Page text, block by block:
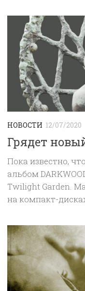
НОВОСТИ 12/07/2020
Грядет
Пока известно,
альбом
Twilight Garden.
на компакт-